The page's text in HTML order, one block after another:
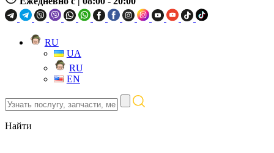
RU
UA
RU
EN
Узнать
послугу,
запчасти,
местоположение
Найти